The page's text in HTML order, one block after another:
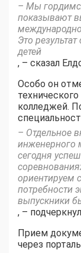
– Мы
показывают
Это
детей
, – сказал
Особо он
колледжей.
– Отдельное
сегодня
ориентируем
потребности
выпускники
, –
Прием
через